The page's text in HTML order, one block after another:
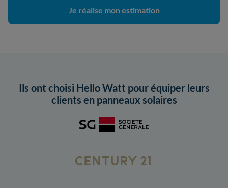
Je réalise mon estimation
Ils ont choisi Hello Watt pour équiper leurs
clients en panneaux solaires